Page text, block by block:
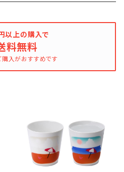
上の購入で
料無料
購入がおすすめです